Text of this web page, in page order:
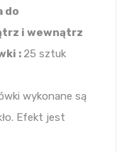
do
i wewnątrz
: 25 sztuk
wykonane są
Efekt jest